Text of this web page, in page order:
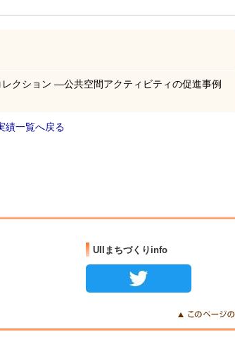
クション ―公共空間アクティビティの促進事例
績一覧へ戻る
UIIまちづくりinfo